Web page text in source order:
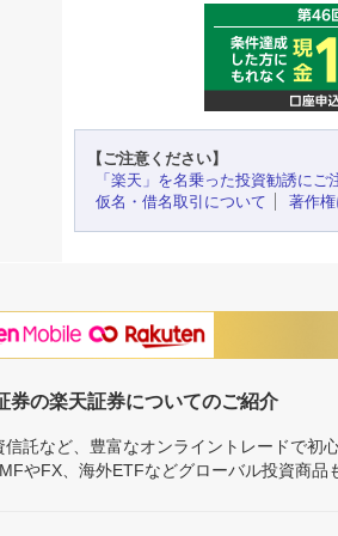
【ご注意ください】
「楽天」を名乗った投資勧誘にご
仮名・借名取引について
著作
券の楽天証券についてのご紹介
信託など、豊富なオンライントレードで初
やFX、海外ETFなどグローバル投資商品